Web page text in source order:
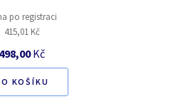
po registraci
415,01 Kč
498,00Kč
KOŠÍKU